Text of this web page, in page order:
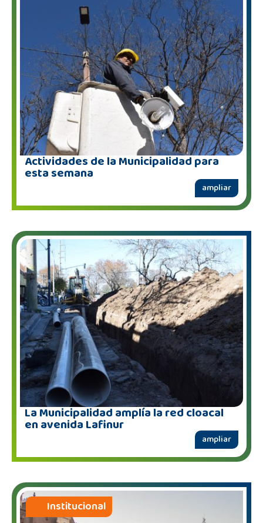
Actividades de la Municipalidad para
esta semana
ampliar
La Municipalidad amplía la red cloacal
en avenida Lafinur
ampliar
Institucional